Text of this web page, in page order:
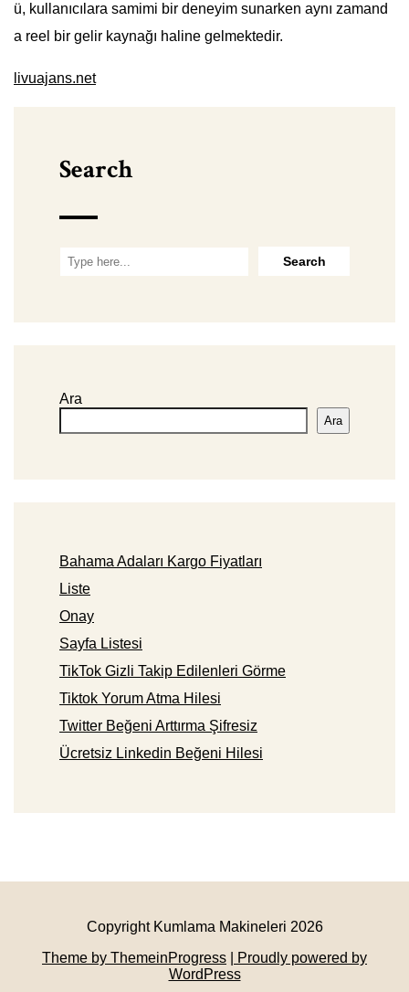
ü, kullanıcılara samimi bir deneyim sunarken aynı zamand
a reel bir gelir kaynağı haline gelmektedir.
livuajans.net
Search
Ara
Ara
Bahama Adaları Kargo Fiyatları
Liste
Onay
Sayfa Listesi
TikTok Gizli Takip Edilenleri Görme
Tiktok Yorum Atma Hilesi
Twitter Beğeni Arttırma Şifresiz
Ücretsiz Linkedin Beğeni Hilesi
Copyright Kumlama Makineleri 2026
Theme by ThemeinProgress
| Proudly powered by
WordPress